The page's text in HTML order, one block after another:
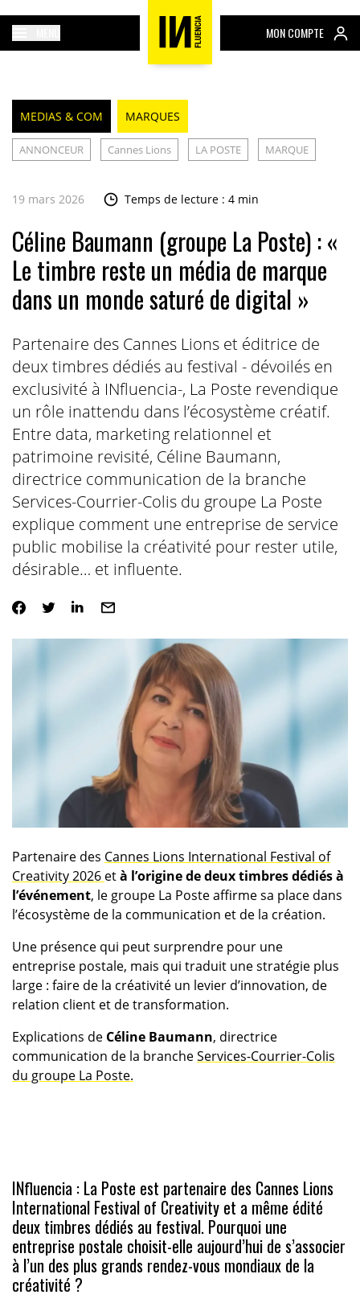
MON COMPTE
MEDIAS & COM MARQUES
ANNONCEUR Cannes Lions LA POSTE MARQUE
19 mars 2026 Temps de lecture : 4 min
Céline Baumann (groupe La Poste) : «
Le timbre reste un média de marque
dans un monde saturé de digital »
Partenaire des Cannes Lions et éditrice de
deux timbres dédiés au festival - dévoilés en
exclusivité à INfluencia-, La Poste revendique
un rôle inattendu dans l’écosystème créatif.
Entre data, marketing relationnel et
patrimoine revisité, Céline Baumann,
directrice communication de la branche
Services-Courrier-Colis du groupe La Poste
explique comment une entreprise de service
public mobilise la créativité pour rester utile,
désirable… et influente.
Partenaire des Cannes Lions International Festival of
Creativity 2026 età l’origine de deux timbres dédiés à
l’événement, le groupe La Poste affirme sa place dans
l’écosystème de la communication et de la création.
Une présence qui peut surprendre pour une
entreprise postale, mais qui traduit une stratégie plus
large : faire de la créativité un levier d’innovation, de
relation client et de transformation.
Explications de Céline Baumann, directrice
communication de la brancheServices-Courrier-Colis
du groupe La Poste.
INfluencia : La Poste est partenaire des Cannes Lions
International Festival of Creativity et a même édité
deux timbres dédiés au festival. Pourquoi une
entreprise postale choisit-elle aujourd’hui de s’associer
à l’un des plus grands rendez-vous mondiaux de la
créativité ?